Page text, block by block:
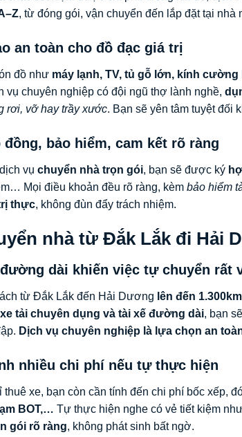
, từ đóng gói, vận chuyển đến lắp đặt tại nhà
an toàn cho đồ đạc giá trị
đồ như máy lạnh, TV, tủ gỗ lớn, kính
vụ chuyên nghiệp có đội ngũ thợ lành nghề,
rơi, vỡ hay trầy xước. Bạn sẽ yên tâm tuyệt đối
đồng, bảo hiểm, cam kết rõ ràng
vụ chuyển nhà trọn gói, bạn sẽ được ký
Mọi điều khoản đều rõ ràng, kèm bảo hiểm
thực, không đùn đẩy trách nhiệm.
nhà từ Đắk Lắk đi Hải
dài khiến việc tự chuyển rất
từ Đắk Lắk đến Hải Dương lên đến 1.300km
xe tải chuyên dụng và tài xế đường dài, bạn
Dịch vụ chuyên nghiệp là lựa chọn an
nhiều chi phí nếu tự thực hiện
thuê xe, bạn còn cần tính đến chi phí bốc xếp,
BOT,… Tự thực hiện nghe có vẻ tiết kiệm
gói rõ ràng, không phát sinh bất ngờ.